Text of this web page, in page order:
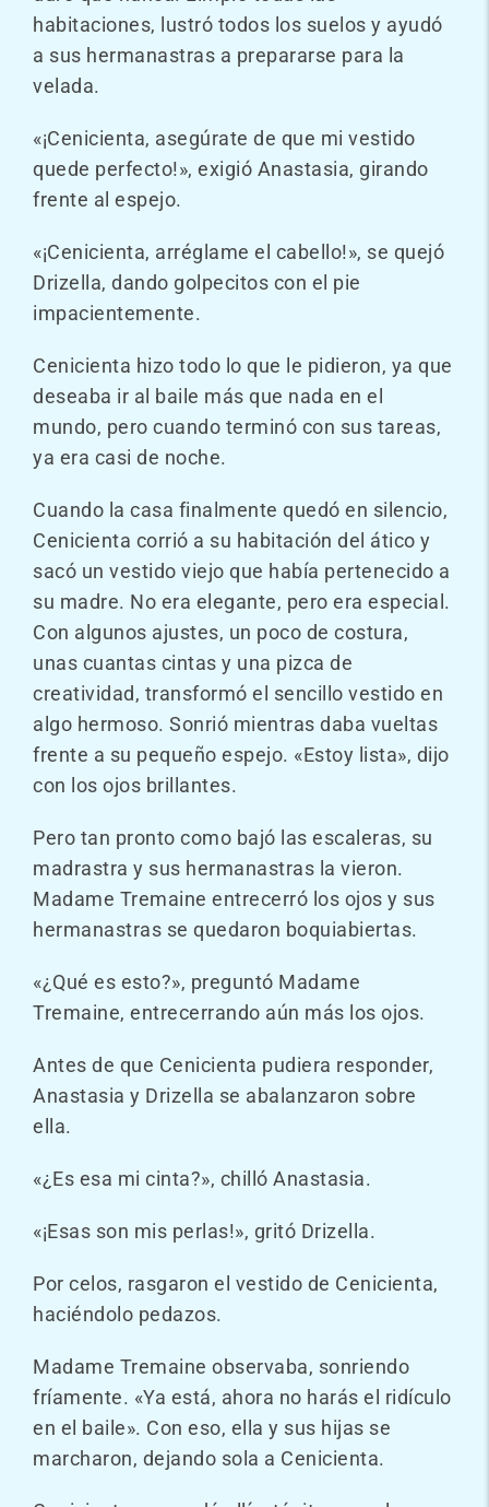
habitaciones, lustró todos los suelos y ayudó
a sus hermanastras a prepararse para la
velada.
«¡Cenicienta, asegúrate de que mi vestido
quede perfecto!», exigió Anastasia, girando
frente al espejo.
«¡Cenicienta, arréglame el cabello!», se quejó
Drizella, dando golpecitos con el pie
impacientemente.
Cenicienta hizo todo lo que le pidieron, ya que
deseaba ir al baile más que nada en el
mundo, pero cuando terminó con sus tareas,
ya era casi de noche.
Cuando la casa finalmente quedó en silencio,
Cenicienta corrió a su habitación del ático y
sacó un vestido viejo que había pertenecido a
su madre. No era elegante, pero era especial.
Con algunos ajustes, un poco de costura,
unas cuantas cintas y una pizca de
creatividad, transformó el sencillo vestido en
algo hermoso. Sonrió mientras daba vueltas
frente a su pequeño espejo. «Estoy lista», dijo
con los ojos brillantes.
Pero tan pronto como bajó las escaleras, su
madrastra y sus hermanastras la vieron.
Madame Tremaine entrecerró los ojos y sus
hermanastras se quedaron boquiabiertas.
«¿Qué es esto?», preguntó Madame
Tremaine, entrecerrando aún más los ojos.
Antes de que Cenicienta pudiera responder,
Anastasia y Drizella se abalanzaron sobre
ella.
«¿Es esa mi cinta?», chilló Anastasia.
«¡Esas son mis perlas!», gritó Drizella.
Por celos, rasgaron el vestido de Cenicienta,
haciéndolo pedazos.
Madame Tremaine observaba, sonriendo
fríamente. «Ya está, ahora no harás el ridículo
en el baile». Con eso, ella y sus hijas se
marcharon, dejando sola a Cenicienta.